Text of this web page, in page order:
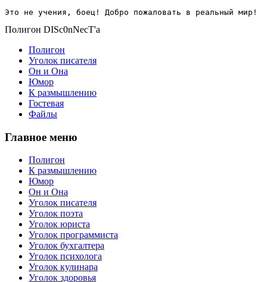
Это не учения, боец! Добро пожаловать в реальный мир!
Полигон DISc0nNecT'a
Полигон
Уголок писателя
Он и Она
Юмор
К размышлению
Гостевая
Файлы
Главное меню
Полигон
К размышлению
Юмор
Он и Она
Уголок писателя
Уголок поэта
Уголок юриста
Уголок программиста
Уголок бухгалтера
Уголок психолога
Уголок кулинара
Уголок здоровья